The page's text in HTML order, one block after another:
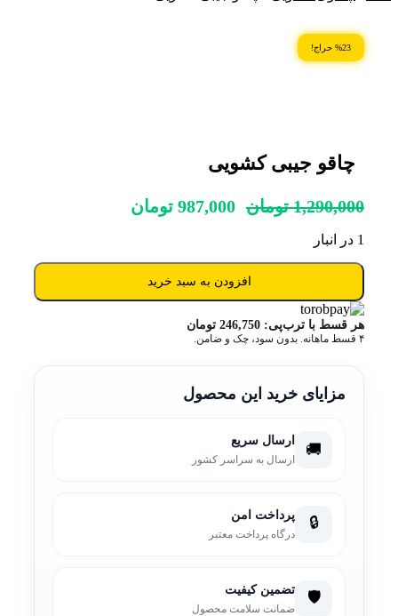
%23 حراج!
چاقو جیبی کشویی
1,290,000 تومان 987,000 تومان
1 در انبار
افزودن به سبد خرید
هر قسط با ترب‌پی: 246,750 تومان
۴ قسط ماهانه. بدون سود، چک و ضامن.
مزایای خرید این محصول
🚚 ارسال سریع
ارسال به سراسر کشور
🔒 پرداخت امن
درگاه پرداخت معتبر
🛡️ تضمین کیفیت
ضمانت سلامت محصول